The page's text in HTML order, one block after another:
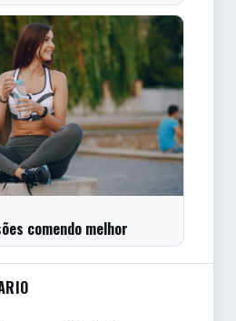
comendo melhor